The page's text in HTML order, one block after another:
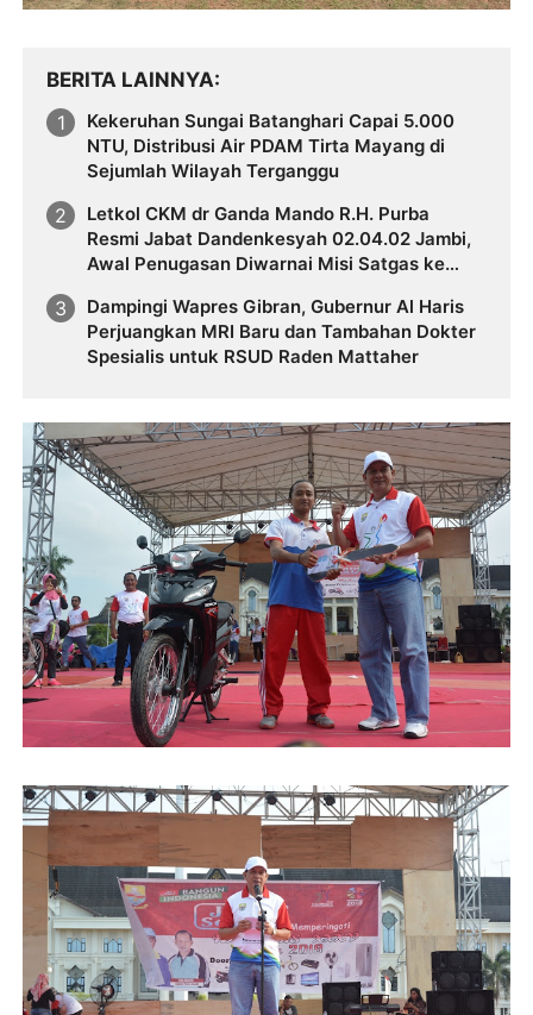
BERITA LAINNYA
Kekeruhan Sungai Batanghari Capai 5.000
NTU, Distribusi Air PDAM Tirta Mayang di
Sejumlah Wilayah Terganggu
Letkol CKM dr Ganda Mando R.H. Purba
Resmi Jabat Dandenkesyah 02.04.02 Jambi,
Awal Penugasan Diwarnai Misi Satgas ke
Dampingi Wapres Gibran, Gubernur Al Haris
Perjuangkan MRI Baru dan Tambahan Dokter
Spesialis untuk RSUD Raden Mattaher